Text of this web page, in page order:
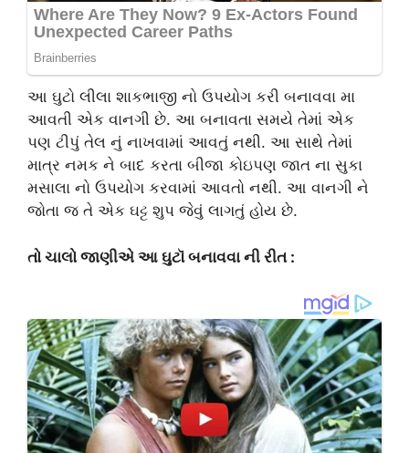
આ ઘુટો લીલા શાકભાજી નો ઉપયોગ કરી બનાવવા મા
આવતી એક વાનગી છે. આ બનાવતા સમયે તેમાં એક
પણ ટીપું તેલ નું નાખવામાં આવતું નથી. આ સાથે તેમાં
માત્ર નમક ને બાદ કરતા બીજા કોઇપણ જાત ના સુકા
મસાલા નો ઉપયોગ કરવામાં આવતો નથી. આ વાનગી ને
જોતા જ તે એક ઘટ્ટ શુપ જેવું લાગતું હોય છે.
તો ચાલો જાણીએ આ ઘુટૉ બનાવવા ની રીત :